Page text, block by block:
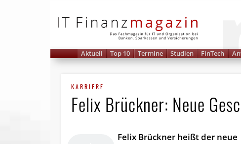
Aktuell Top 10 Termine Studien FinTech
KARRIERE
Felix Brückner: Neue
Felix Brückner heißt der neue